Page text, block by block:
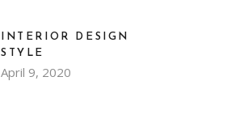
INTERIOR DESIGN
STYLE
April 9, 2020